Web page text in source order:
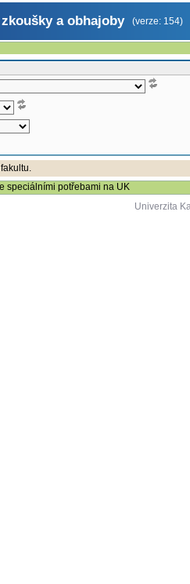
a obhajoby (verze: 154)
speciálními potřebami na UK
Univerzita